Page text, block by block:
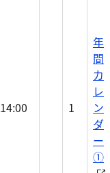
14:00 1
年
間
カ
レ
ン
ダ
ー
①